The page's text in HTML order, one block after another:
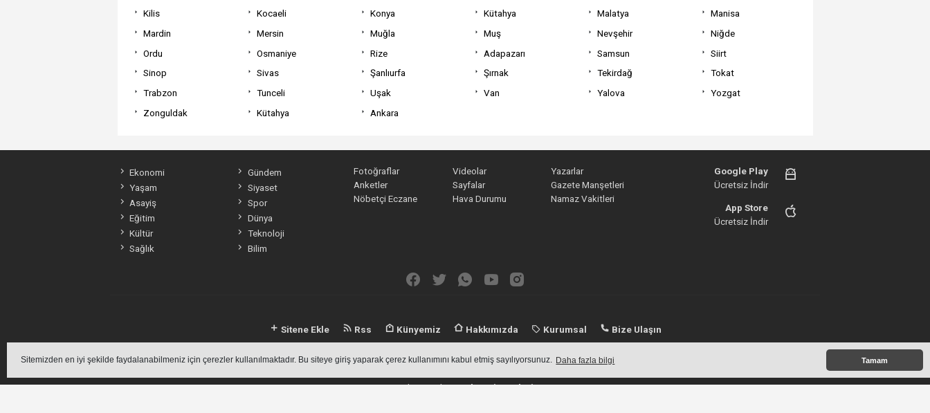
Sitemizden en iyi şekilde faydalanabilmeniz için çerezler kullanılmaktadır. Bu siteye giriş yaparak çerez kullanımını kabul etmiş sayılıyorsunuz. Daha fazla bilgi Tamam
Kilis
Kocaeli Konya Kütahya Malatya
Manisa
Mardin
Mersin Muğla Muş Nevşehir
Niğde
Ordu
Osmaniye Rize Adapazarı Samsun
Siirt
Sinop
Sivas Şanlıurfa Şırnak Tekirdağ
Tokat
Trabzon
Tunceli Uşak Van Yalova
Yozgat
Zonguldak
Kütahya Ankara
Ekonomi
Gündem
Yaşam
Siyaset
Asayiş
Spor
Eğitim
Dünya
Kültür
Teknoloji
Sağlık
Bilim
Fotoğraflar Videolar
Yazarlar
Anketler
Sayfalar
Gazete Manşetleri
Nöbetçi Eczane
Hava Durumu Namaz Vakitleri
Google Play
Ücretsiz İndir
App Store
Ücretsiz İndir
Sitene Ekle Rss Künyemiz Hakkımızda Kurumsal Bize Ulaşın
Haber Yazılımı:Haber Sistemleri